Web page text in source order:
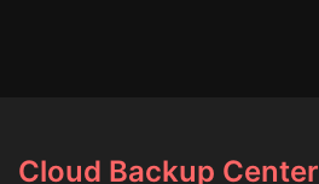
Cloud Backup Center